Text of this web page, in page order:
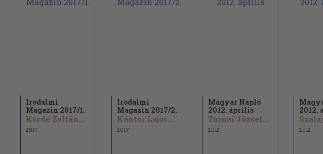
Irodalmi
Magazin 2017/1.
Kordé Zoltán...
2017
Irodalmi
Magazin 2017/2.
Kántor Lajos...
2017
Magyar Napló
2012. április
Tornai József...
2012
2012.
2012